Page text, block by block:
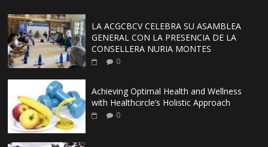
LA ACGCBCV CELEBRA SU ASAMBLEA
GENERAL CON LA PRESENCIA DE LA
CONSELLERA NURIA MONTES
0
Achieving Optimal Health and Wellness
with Healthcircle’s Holistic Approach
0